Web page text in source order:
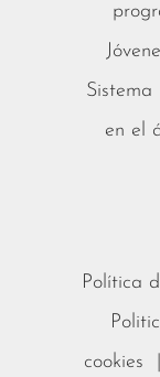
en el
Política
cookies